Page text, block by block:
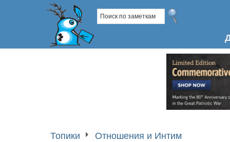
Топики Отношения и Интим